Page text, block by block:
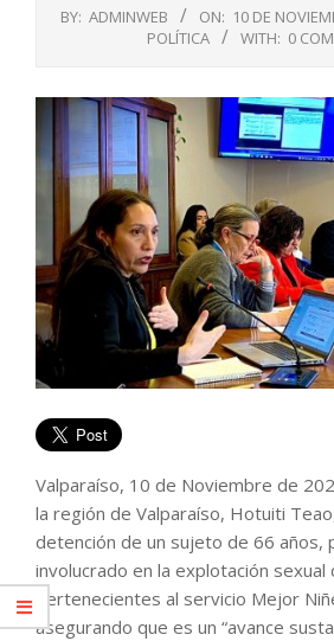
BY: ADMINWEB ON: 10 DE
POLÍTICA
WITH: 0
Valparaíso, 10 de Noviembre de
la región de Valparaíso, Hotuiti
detención de un sujeto de 66 años,
involucrado en la explotación sexual
pertenecientes al servicio Mejor
asegurando que es un “avance